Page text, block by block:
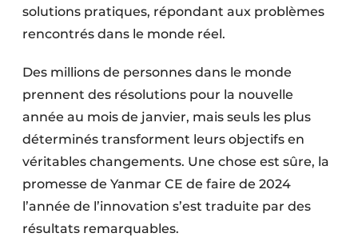
solutions pratiques, répondant aux problèmes
rencontrés dans le monde réel.
Des millions de personnes dans le monde
prennent des résolutions pour la nouvelle
année au mois de janvier, mais seuls les plus
déterminés transforment leurs objectifs en
véritables changements. Une chose est sûre, la
promesse de Yanmar CE de faire de 2024
l’année de l’innovation s’est traduite par des
résultats remarquables.